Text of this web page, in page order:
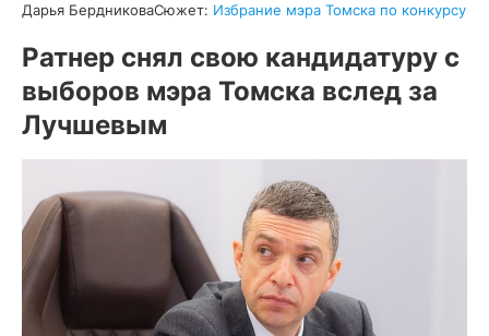
Дарья БердниковаСюжет: Избрание мэра Томска по конкурсу
Ратнер снял свою кандидатуру с
выборов мэра Томска вслед за
Лучшевым